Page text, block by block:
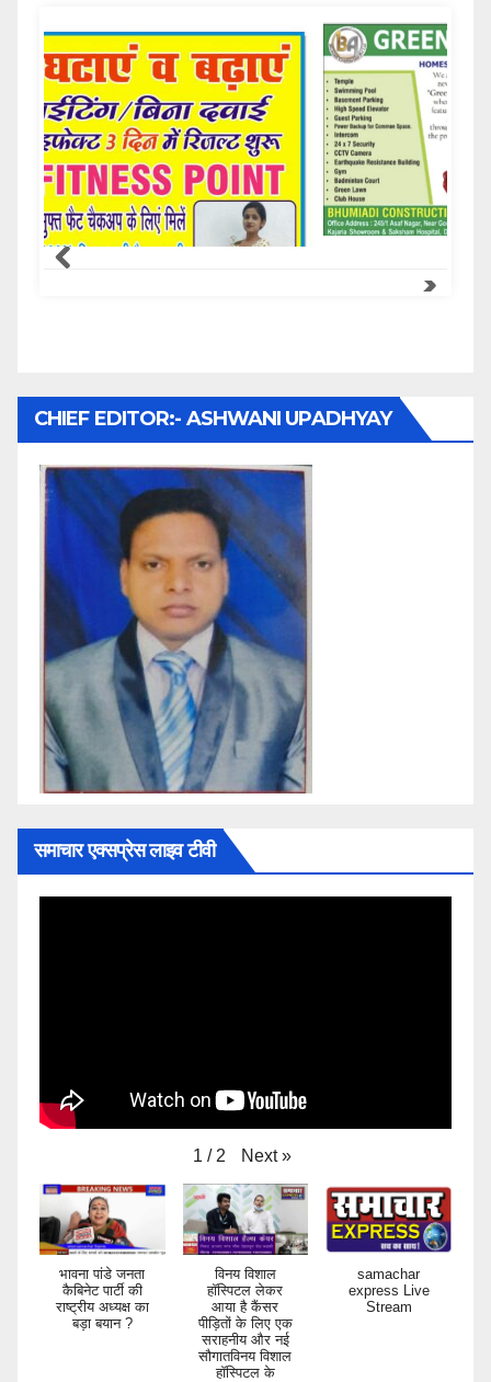
Samachar Express
CHIEF EDITOR:- ASHWANI UPADHYAY
समाचार एक्सप्रेस लाइव टीवी
1 / 2 Next »
भावना पांडे जनता
कैबिनेट पार्टी की
राष्ट्रीय अध्यक्ष का
बड़ा बयान ?
विनय विशाल
हॉस्पिटल लेकर
आया है कैंसर
पीड़ितों के लिए एक
सराहनीय और नई
सौगातविनय विशाल
हॉस्पिटल के
samachar
express Live
Stream